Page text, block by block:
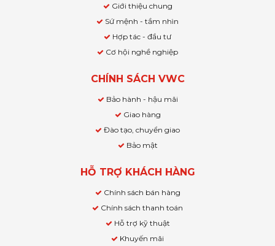
Giới thiệu chung
Sứ mệnh - tầm nhìn
Hợp tác - đầu tư
Cơ hội nghề nghiệp
CHÍNH SÁCH VWC
Bảo hành - hậu mãi
Giao hàng
Đào tạo, chuyển giao
Bảo mật
HỖ TRỢ KHÁCH HÀNG
Chính sách bán hàng
Chính sách thanh toán
Hỗ trợ kỹ thuật
Khuyến mãi